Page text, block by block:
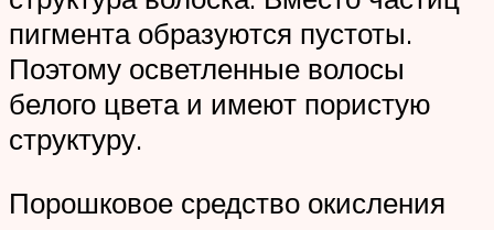
пигмента образуются пустоты.
Поэтому осветленные волосы
белого цвета и имеют пористую
структуру.
Порошковое средство окисления